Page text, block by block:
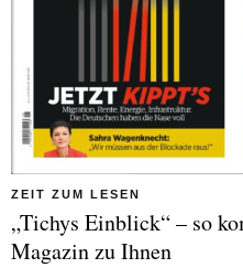
ZEIT ZUM LESEN
„Tichys Einblick“ – so
Magazin zu Ihnen